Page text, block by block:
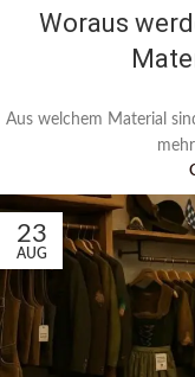
Woraus
Aus welchem Material
23
AUG